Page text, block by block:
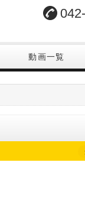
動画一覧